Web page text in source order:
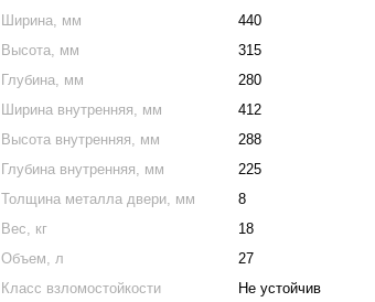
Ширина, мм
440
Высота, мм
315
Глубина, мм
280
Ширина внутренняя, мм
412
Высота внутренняя, мм
288
Глубина внутренняя, мм
225
Толщина металла двери, мм
8
Вес, кг
18
Объем, л
27
Класс взломостойкости
Не устойчив